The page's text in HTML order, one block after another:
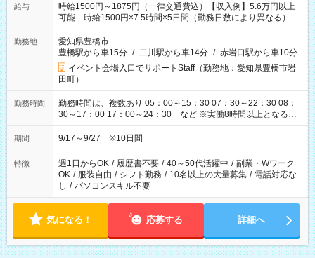
給与
時給1500円～1875円（一律交通費込）【収入例】5.6万円以上
可能 時給1500円×7.5時間×5日間（勤務日数により異なる）
勤務地
愛知県豊橋市
豊橋駅から車15分 / 二川駅から車14分 / 赤岩口駅から車10分
イベント会場入口でサポートStaff（勤務地：愛知県豊橋市岩
田町）
勤務時間
勤務時間は、複数あり 05：00～15：30 07：30～22：30 08：
30～17：00 17：00～24：30 など ※実働8時間以上となる勤
務もあります。 【休憩】60分+他休憩あり 交替で取得します。
安全面に配慮しこまめな休憩があります。
期間 9/17～9/27 ※10日間
特徴 週1日からOK / 履歴書不要 / 40～50代活躍中 / 副業・Wワーク
OK / 服装自由 / シフト勤務 / 10名以上の大量募集 / 電話対応な
し / パソコンスキル不要
気になる！ 応募する 詳細へ